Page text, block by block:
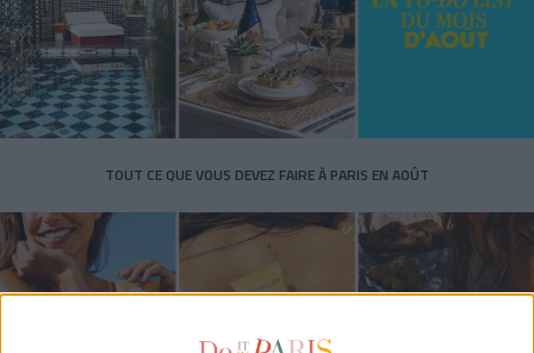
TOUT CE QUE VOUS DEVEZ FAIRE À PARIS EN AOÛT